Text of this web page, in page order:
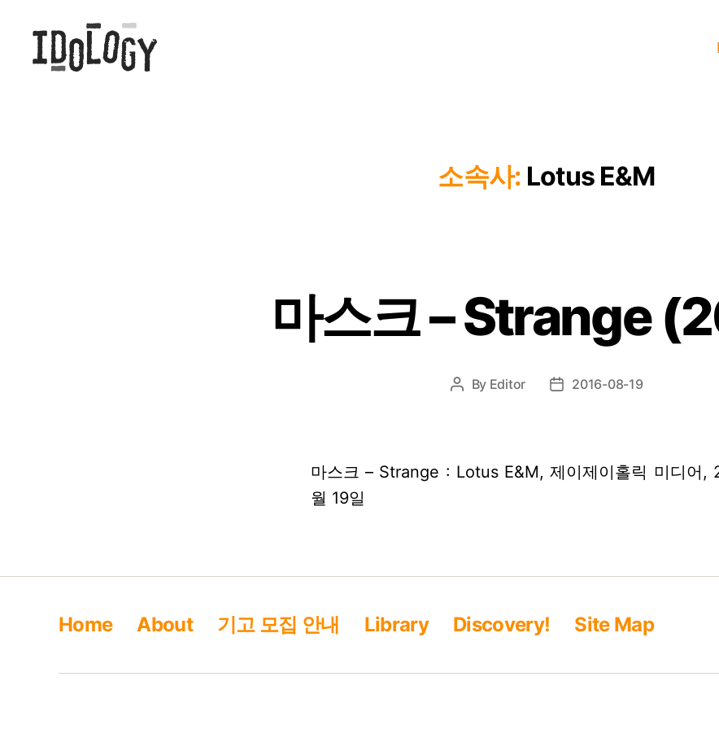
소속사: Lotus E&M
마스크 – Strange
Post
By Editor
Post2016-08-19
마스크 – Strange : Lotus E&M, 제이제이홀릭 미디어,
월 19일
Home About 기고 모집 안내 Library Discovery! Site Map